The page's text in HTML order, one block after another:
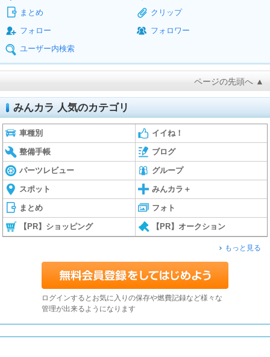
まとめ
クリップ
フォロー
フォロワー
ユーザー内検索
ページの先頭へ ▲
みんカラ 人気のカテゴリ
車種別 イイね！
整備手帳 ブログ
パーツレビュー グループ
スポット みんカラ＋
まとめ フォト
【PR】ショッピング 【PR】オークション
もっと見る
ログインするとお気に入りの保存や燃費記録など様々な
管理が出来るようになります